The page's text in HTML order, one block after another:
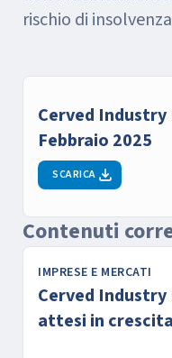
rischio di
Cerved
Febbraio 2025
SCARICA
Contenuti
IMPRESE E MERCATI
Cerved
attesi in